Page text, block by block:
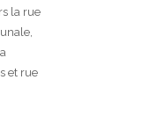
la rue
et rue